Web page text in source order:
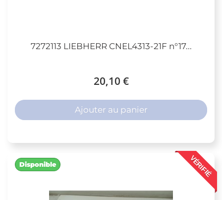
7272113 LIEBHERR CNEL4313-21F n°17...
20,10 €
Ajouter au panier
VÉRIFIÉ
Disponible